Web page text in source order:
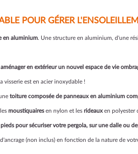
POUR GÉRER
en aluminium. Une structure en aluminium, d'une
en extérieur un nouvel espace de vie
visserie est en acier inoxydable !
toiture composée de panneaux en aluminium
moustiquairesen nylon et les rideauxen polyester
pour sécuriser votre pergola, sur une dalle ou
(non inclus) en fonction de la nature de